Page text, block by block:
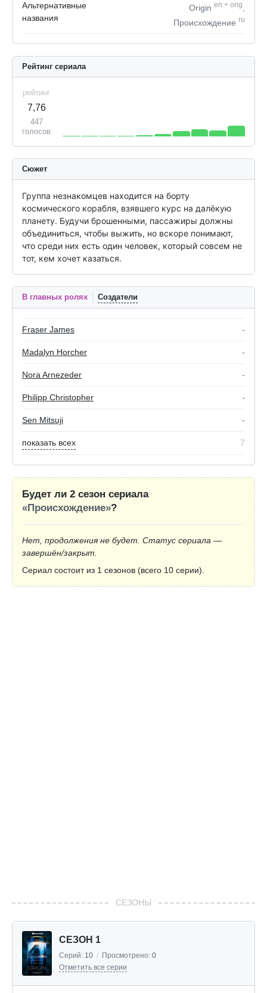
Альтернативные
названия
Origin en + orig
Происхождение ru
Рейтинг сериала
рейтинг
7,76
447
голосов
Сюжет
Группа незнакомцев находится на борту
космического корабля, взявшего курс на далёкую
планету. Будучи брошенными, пассажиры должны
объединиться, чтобы выжить, но вскоре понимают,
что среди них есть один человек, который совсем не
тот, кем хочет казаться.
В главных ролях Создатели
Fraser James -
Madalyn Horcher -
Nora Arnezeder -
Philipp Christopher -
Sen Mitsuji -
показать всех 7
Будет ли 2 сезон сериала
«Происхождение»?
Нет, продолжения не будет. Статус сериала —
завершён/закрыт.
Сериал состоит из 1 сезонов (всего 10 серии).
СЕЗОНЫ
СЕЗОН 1
Серий: 10 / Просмотрено: 0
Отметить все серии